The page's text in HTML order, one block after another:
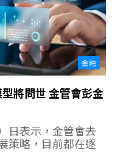
金融
將問世 金管會彭金
日表示，金管會去
策略，目前都在逐